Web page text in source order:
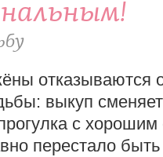
отказываются
выкуп сменяет
с
перестало быть